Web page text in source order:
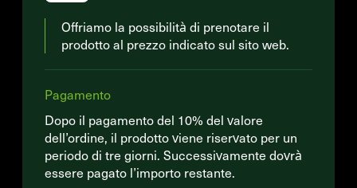
Offriamo la possibilità di prenotare il
prodotto al prezzo indicato sul sito web.
Pagamento
Dopo il pagamento del 10% del valore
dell’ordine, il prodotto viene riservato per un
periodo di tre giorni. Successivamente dovrà
essere pagato l’importo restante.